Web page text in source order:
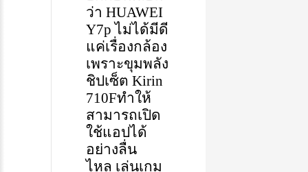
ว่า HUAWEI
Y7p ไม่ได้มีดี
แค่เรื่องกล้อง
เพราะขุมพลัง
ชิปเซ็ต Kirin
710Fทำให้
สามารถเปิด
ใช้แอปได้
อย่างลื่น
ไหล เล่นเกม